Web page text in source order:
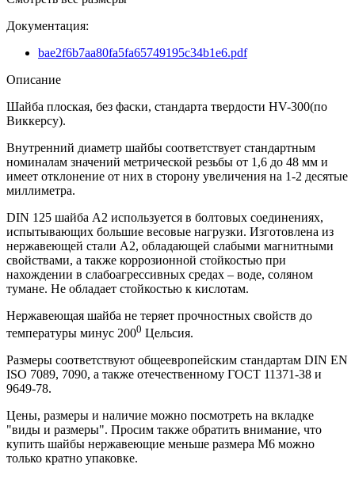
Документация:
bae2f6b7aa80fa5fa65749195c34b1e6.pdf
Описание
Шайба плоская, без фаски, стандарта твердости HV-300(по
Виккерсу).
Внутренний диаметр шайбы соответствует стандартным
номиналам значений метрической резьбы от 1,6 до 48 мм и
имеет отклонение от них в сторону увеличения на 1-2 десятые
миллиметра.
DIN 125 шайба А2 используется в болтовых соединениях,
испытывающих большие весовые нагрузки. Изготовлена из
нержавеющей стали А2, обладающей слабыми магнитными
свойствами, а также коррозионной стойкостью при
нахождении в слабоагрессивных средах – воде, соляном
тумане. Не обладает стойкостью к кислотам.
Нержавеющая шайба не теряет прочностных свойств до
температуры минус 2000 Цельсия.
Размеры соответствуют общеевропейским стандартам DIN EN
ISO 7089, 7090, а также отечественному ГОСТ 11371-38 и
9649-78.
Цены, размеры и наличие можно посмотреть на вкладке
"виды и размеры". Просим также обратить внимание, что
купить шайбы нержавеющие меньше размера М6 можно
только кратно упаковке.